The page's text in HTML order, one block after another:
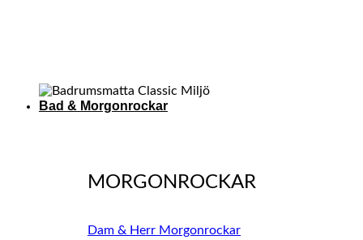
Bad & Morgonrockar
MORGONROCKAR
Dam & Herr Morgonrockar